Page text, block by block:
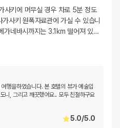
사키에 머무실 경우 차로 5분 정도
사키 원폭자료관에 가실 수 있습니
가네바시까지는 3.1km 떨어져 있…
행을하였습니다. 본 호텔의 뷰가 예술입
니, 그리고 깨끗했어요.. 모두 친절하구요
5.0/5.0